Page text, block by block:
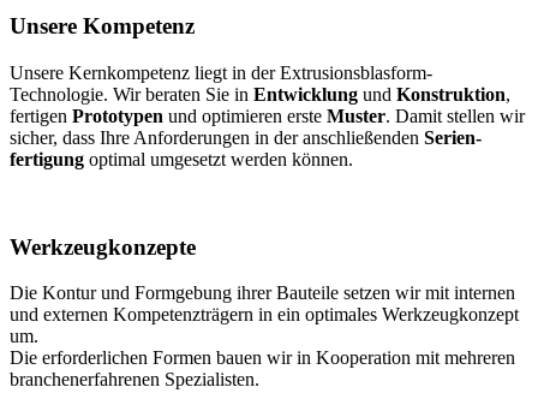
Unsere Kompetenz
Unsere Kernkompetenz liegt in der Extrusionsblasform-
Technologie. Wir beraten Sie in Entwicklung und Konstruktion,
fertigen Prototypen und optimieren erste Muster. Damit stellen wir
sicher, dass Ihre Anforde­rungen in der anschlie­ßenden Serien­
fertigung optimal um­gesetzt werden können.
Werkzeugkonzepte
Die Kontur und Formgebung ihrer Bauteile setzen wir mit internen
und externen Kompetenzträgern in ein optimales Werkzeugkonzept
um.
Die erforderlichen Formen bauen wir in Kooperation mit mehreren
branchenerfahrenen Spezialisten.